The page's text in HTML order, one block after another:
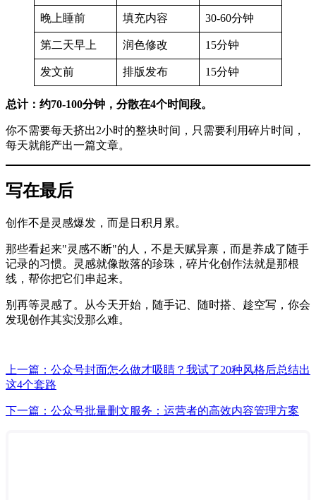
晚上睡前 填充内容 30-60分钟
第二天早上 润色修改 15分钟
发文前 排版发布 15分钟
总计：约70-100分钟，分散在4个时间段。
你不需要每天挤出2小时的整块时间，只需要利用碎片时间，
每天就能产出一篇文章。
写在最后
创作不是灵感爆发，而是日积月累。
那些看起来"灵感不断"的人，不是天赋异禀，而是养成了随手
记录的习惯。灵感就像散落的珍珠，碎片化创作法就是那根
线，帮你把它们串起来。
别再等灵感了。从今天开始，随手记、随时搭、趁空写，你会
发现创作其实没那么难。
上一篇：公众号封面怎么做才吸睛？我试了20种风格后总结出
这4个套路
下一篇：公众号批量删文服务：运营者的高效内容管理方案